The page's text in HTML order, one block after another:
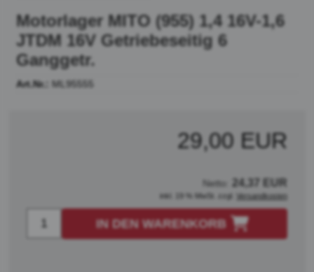
Motorlager MITO (955) 1,4 16V-1,6
JTDM 16V Getriebeseitig 6
Ganggetr.
Art.Nr.: ML95555
29,00 EUR
Netto: 24,37 EUR
inkl. 19 % MwSt. zzgl. Versandkosten
IN DEN WARENKORB